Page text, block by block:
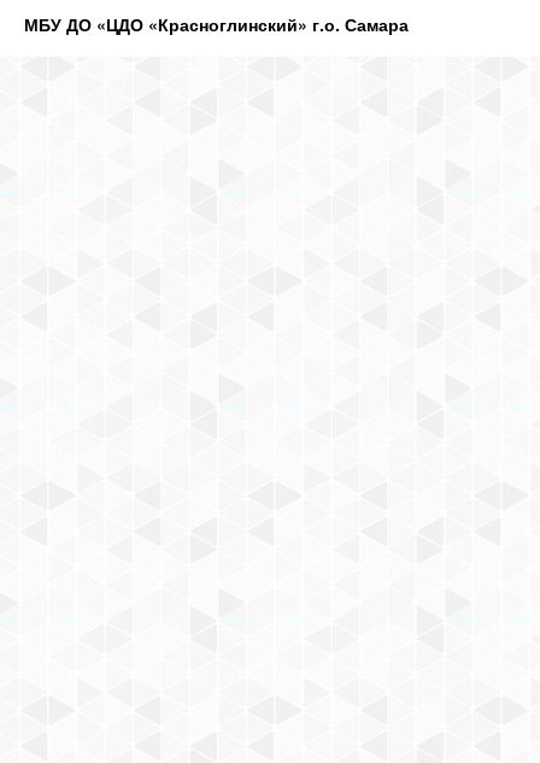
МБУ ДО «ЦДО «Красноглинский» г.о. Самара